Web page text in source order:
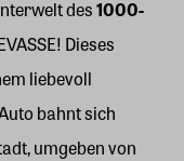
des1000-
Dieses
liebevoll
bahnt sich
umgeben von